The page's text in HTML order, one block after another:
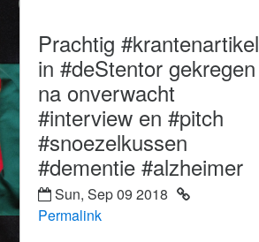
Prachtig #krantenartikel
in #deStentor gekregen
na onverwacht
#interview en #pitch
#snoezelkussen
#dementie #alzheimer
Sun, Sep 09 2018
Permalink